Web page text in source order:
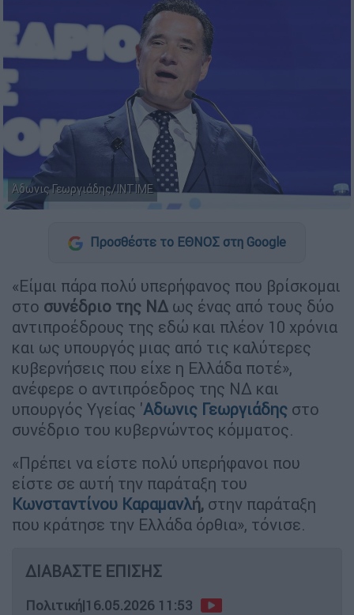
Άδωνις Γεωργιάδης/ΙΝΤΙΜΕ
Προσθέστε το ΕΘΝΟΣ στη Google
«Είμαι πάρα πολύ υπερήφανος που βρίσκομαι
στο συνέδριο της ΝΔ ως ένας από τους δύο
αντιπροέδρους της εδώ και πλέον 10 χρόνια
και ως υπουργός μιας από τις καλύτερες
κυβερνήσεις που είχε η Ελλάδα ποτέ»,
ανέφερε ο αντιπρόεδρος της ΝΔ και
υπουργός Υγείας 'Αδωνις Γεωργιάδης στο
συνέδριο του κυβερνώντος κόμματος.
«Πρέπει να είστε πολύ υπερήφανοι που
είστε σε αυτή την παράταξη του
Κωνσταντίνου Καραμανλή, στην παράταξη
που κράτησε την Ελλάδα όρθια», τόνισε.
ΔΙΑΒΑΣΤΕ ΕΠΙΣΗΣ
Πολιτική|16.05.2026 11:53